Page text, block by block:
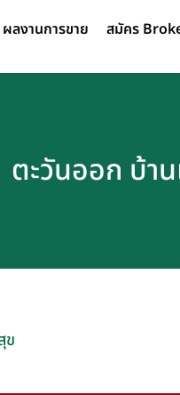
ผลงานการขาย สมัคร
ตะวันออก บ้า
ข